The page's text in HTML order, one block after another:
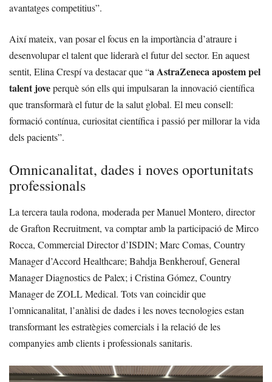
avantatges competitius”.
Així mateix, van posar el focus en la importància d’atraure i
desenvolupar el talent que liderarà el futur del sector. En aquest
sentit, Elina Crespí va destacar que “a AstraZeneca apostem pel
talent joveperquè són ells qui impulsaran la innovació científica
que transformarà el futur de la salut global. El meu consell:
formació contínua, curiositat científica i passió per millorar la vida
dels pacients”.
Omnicanalitat, dades i noves oportunitats
professionals
La tercera taula rodona, moderada per Manuel Montero, director
de Grafton Recruitment, va comptar amb la participació de Mirco
Rocca, Commercial Director d’ISDIN; Marc Comas, Country
Manager d’Accord Healthcare; Bahdja Benkherouf, General
Manager Diagnostics de Palex; i Cristina Gómez, Country
Manager de ZOLL Medical. Tots van coincidir que
l’omnicanalitat, l’anàlisi de dades i les noves tecnologies estan
transformant les estratègies comercials i la relació de les
companyies amb clients i professionals sanitaris.